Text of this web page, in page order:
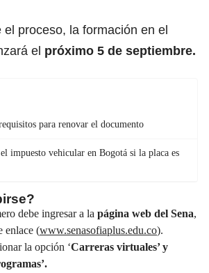
el proceso, la formación en el
el próximo 5 de septiembre.
para renovar el documento
el impuesto vehicular en Bogotá si la placa es
debe ingresar a la página web del Sena,
enlace (www.senasofiaplus.edu.co).
la opción ‘Carreras virtuales’ y